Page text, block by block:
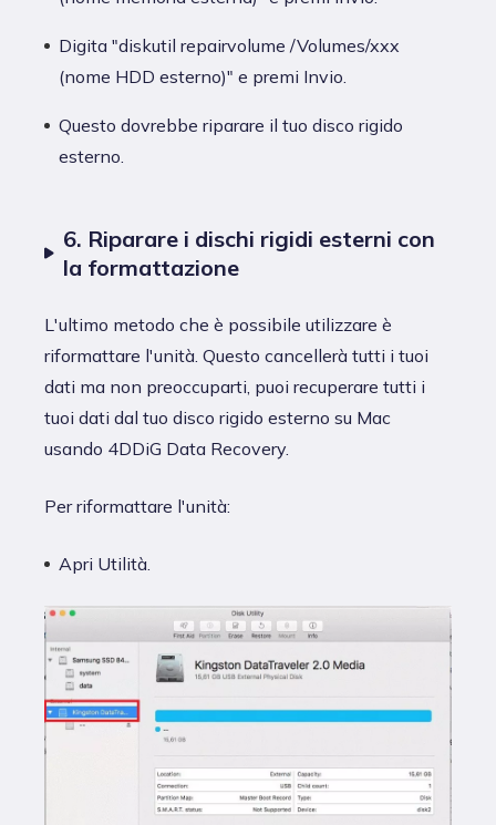
Digita "diskutil repairvolume /Volumes/xxx
(nome HDD esterno)" e premi Invio.
Questo dovrebbe riparare il tuo disco rigido
esterno.
6. Riparare i dischi rigidi esterni con
la formattazione
L'ultimo metodo che è possibile utilizzare è
riformattare l'unità. Questo cancellerà tutti i tuoi
dati ma non preoccuparti, puoi recuperare tutti i
tuoi dati dal tuo disco rigido esterno su Mac
usando 4DDiG Data Recovery.
Per riformattare l'unità:
Apri Utilità.